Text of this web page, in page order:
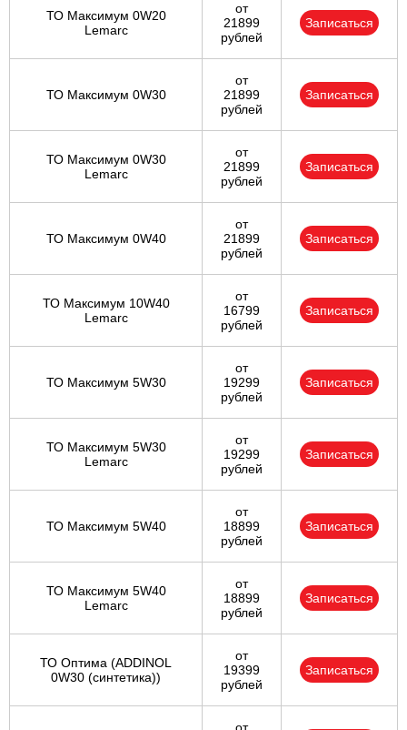
ТО Максимум 0W20
Lemarc
от
21899
рублей
Записаться
ТО Максимум 0W30
от
21899
рублей
Записаться
ТО Максимум 0W30
Lemarc
от
21899
рублей
Записаться
ТО Максимум 0W40
от
21899
рублей
Записаться
ТО Максимум 10W40
Lemarc
от
16799
рублей
Записаться
ТО Максимум 5W30
от
19299
рублей
Записаться
ТО Максимум 5W30
Lemarc
от
19299
рублей
Записаться
ТО Максимум 5W40
от
18899
рублей
Записаться
ТО Максимум 5W40
Lemarc
от
18899
рублей
Записаться
ТО Оптима (ADDINOL
0W30 (синтетика))
от
19399
рублей
Записаться